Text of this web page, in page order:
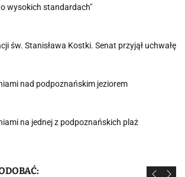
wysokich standardach"
św. Stanisława Kostki. Senat przyjął uchwałę
nad podpoznańskim jeziorem
na jednej z podpoznańskich plaż